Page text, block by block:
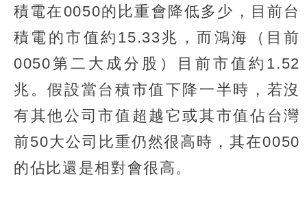
積電在0050的比重會降低多少，目前台
積電的市值約15.33兆，而鴻海（目前
0050第二大成分股）目前市值約1.52
兆。假設當台積市值下降一半時，若沒
有其他公司市值超越它或其市值佔台灣
前50大公司比重仍然很高時，其在0050
的佔比還是相對會很高。